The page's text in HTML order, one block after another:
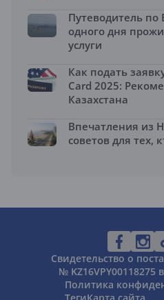
Путеводитель по
одного дня
услуги
Как подать
Card 2025:
Казахстана
Впечатления из
советов для тех,
Свидетельство о
№ KZ16VPY00118275
Политика